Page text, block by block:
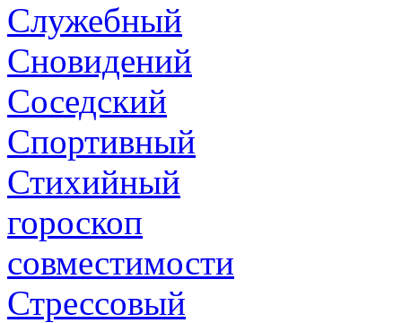
Служебный
Сновидений
Соседский
Спортивный
Стихийный
гороскоп
совместимости
Стрессовый